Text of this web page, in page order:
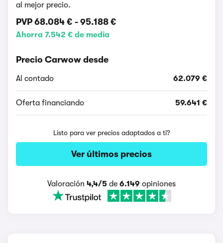
al mejor precio.
PVP 68.084 € - 95.188 €
Ahorra 7.542 € de media
Precio Carwow desde
Al contado 62.079 €
Oferta financiando 59.641 €
Listo para ver precios adaptados a ti?
Ver últimos precios
Valoración 4,4/5 de 6.149 opiniones